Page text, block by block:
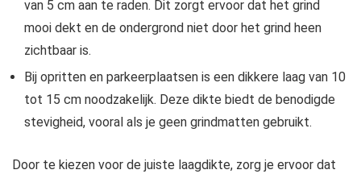
van 5 cm aan te raden. Dit zorgt ervoor dat het grind
mooi dekt en de ondergrond niet door het grind heen
zichtbaar is.
Bij opritten en parkeerplaatsen is een dikkere laag van 10
tot 15 cm noodzakelijk. Deze dikte biedt de benodigde
stevigheid, vooral als je geen grindmatten gebruikt.
Door te kiezen voor de juiste laagdikte, zorg je ervoor dat